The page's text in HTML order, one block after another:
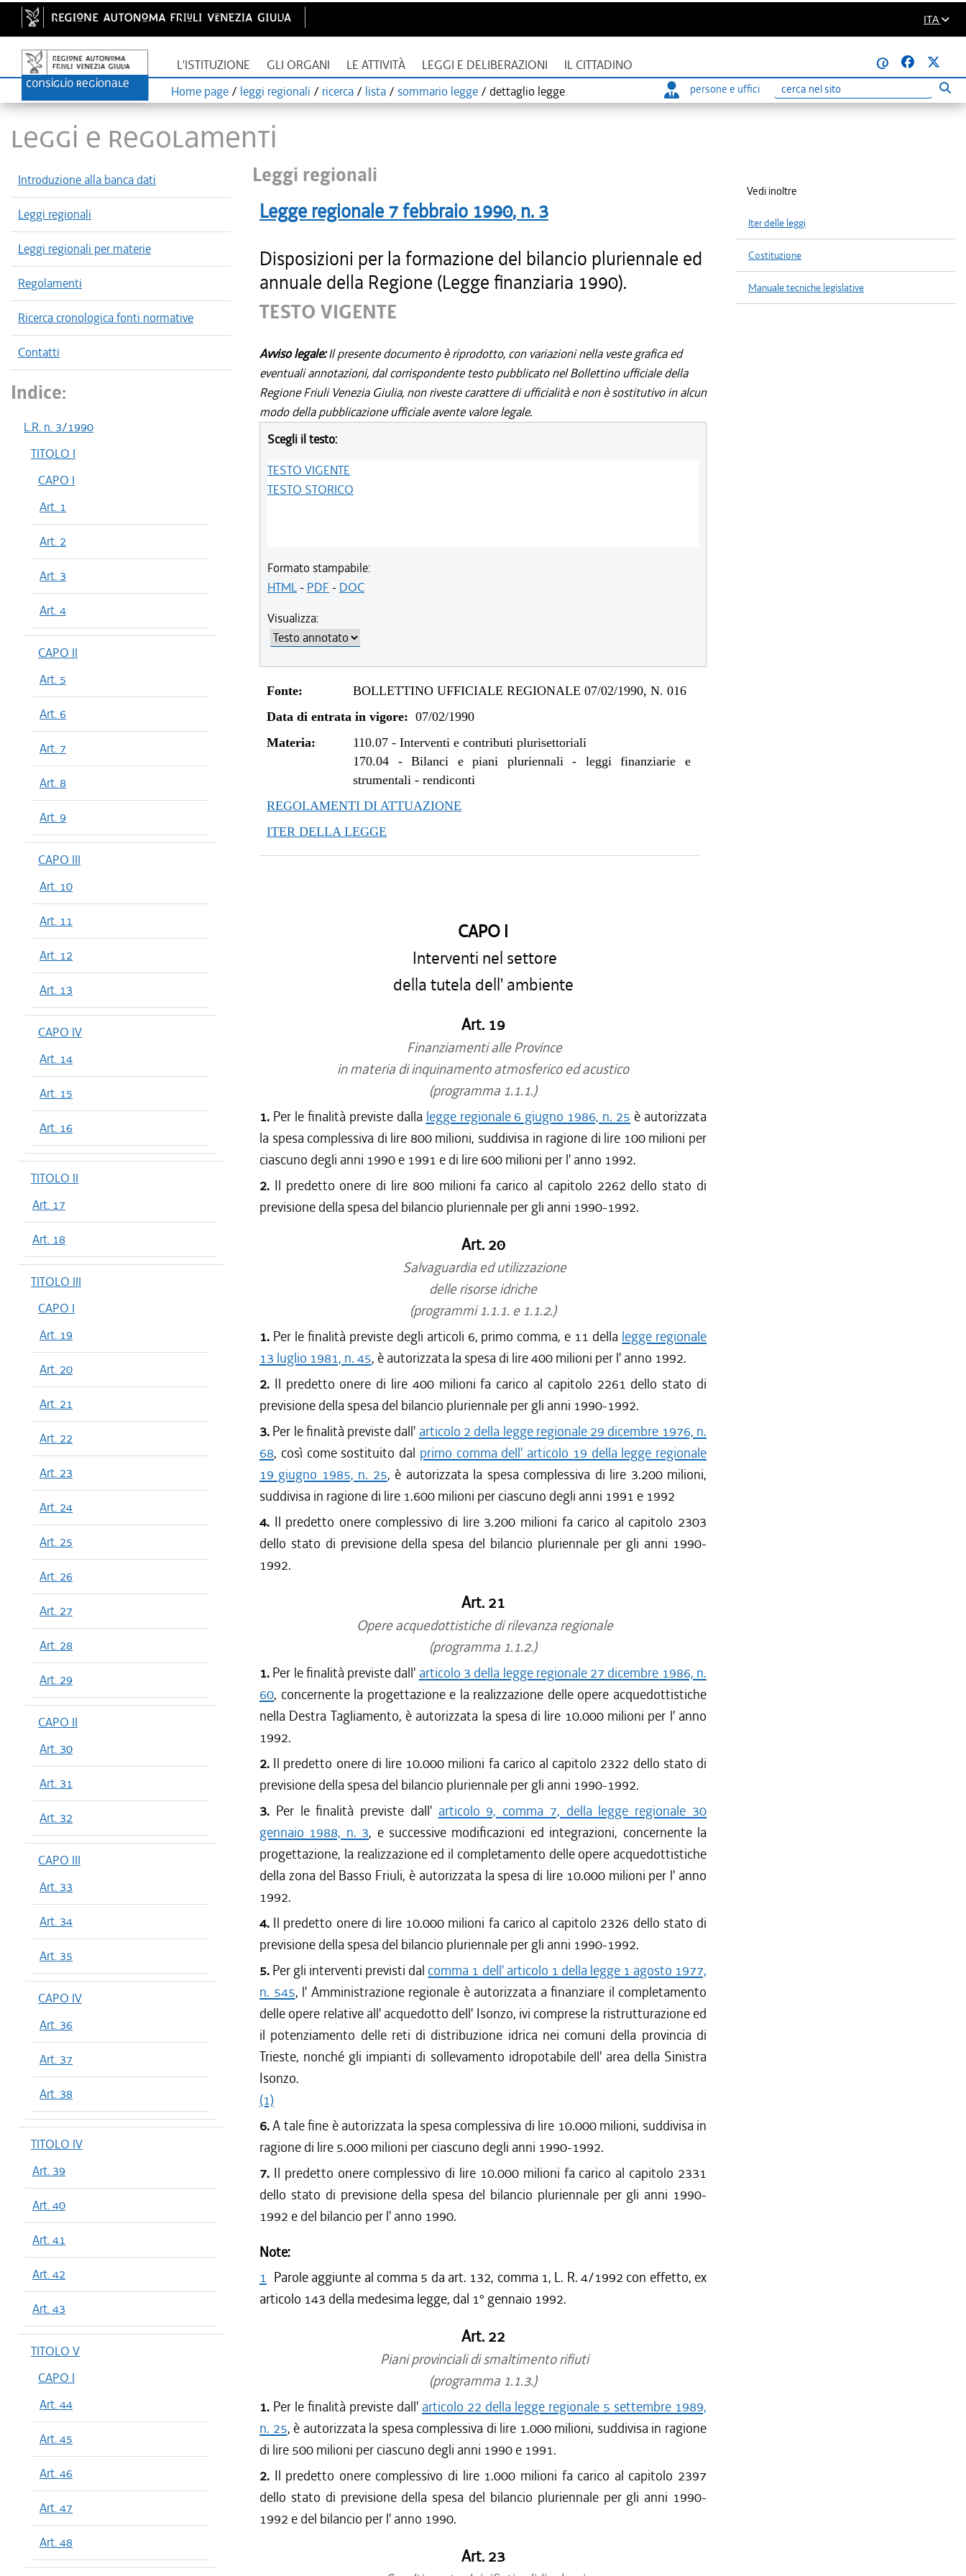
ITA
L'ISTITUZIONE GLI ORGANI LE ATTIVITÀ LEGGI E DELIBERAZIONI IL CITTADINO
@
Home page / leggi regionali / ricerca / lista / sommario legge / dettaglio legge persone e uffici
Ricerca
LEGGI E REGOLAMENTI
Introduzione alla banca dati
Leggi regionali
Leggi regionali per materie
Regolamenti
Ricerca cronologica fonti normative
Contatti
Indice:
L.R. n. 3/1990
TITOLO I
CAPO I
Art. 1
Art. 2
Art. 3
Art. 4
CAPO II
Art. 5
Art. 6
Art. 7
Art. 8
Art. 9
CAPO III
Art. 10
Art. 11
Art. 12
Art. 13
CAPO IV
Art. 14
Art. 15
Art. 16
TITOLO II
Art. 17
Art. 18
TITOLO III
CAPO I
Art. 19
Art. 20
Art. 21
Art. 22
Art. 23
Art. 24
Art. 25
Art. 26
Art. 27
Art. 28
Art. 29
CAPO II
Art. 30
Art. 31
Art. 32
CAPO III
Art. 33
Art. 34
Art. 35
CAPO IV
Art. 36
Art. 37
Art. 38
TITOLO IV
Art. 39
Art. 40
Art. 41
Art. 42
Art. 43
TITOLO V
CAPO I
Art. 44
Art. 45
Art. 46
Art. 47
Art. 48
Leggi regionali
Legge regionale 7 febbraio 1990, n. 3
Disposizioni per la formazione del bilancio pluriennale ed
annuale della Regione (Legge finanziaria 1990).
TESTO VIGENTE
Avviso legale:Il presente documento è riprodotto, con variazioni nella veste grafica ed
eventuali annotazioni, dal corrispondente testo pubblicato nel Bollettino ufficiale della
Regione Friuli Venezia Giulia, non riveste carattere di ufficialità e non è sostitutivo in alcun
modo della pubblicazione ufficiale avente valore legale.
Scegli il testo:
TESTO VIGENTE
TESTO STORICO
Formato stampabile:
HTML- PDF - DOC
Visualizza:
Fonte:
BOLLETTINO UFFICIALE REGIONALE 07/02/1990, N. 016
Data di entrata in vigore: 07/02/1990
Materia:
110.07 -Interventi e contributi plurisettoriali
170.04 -Bilanci e piani pluriennali - leggi finanziarie e
strumentali - rendiconti
REGOLAMENTI DI ATTUAZIONE
ITER DELLA LEGGE
CAPO I
Interventi nel settore
della tutela dell' ambiente
Art. 19
Finanziamenti alle Province
in materia di inquinamento atmosferico ed acustico
(programma 1.1.1.)
1. Per le finalità previste dalla legge regionale 6 giugno 1986, n. 25 è autorizzata
la spesa complessiva di lire 800 milioni, suddivisa in ragione di lire 100 milioni per
ciascuno degli anni 1990 e 1991 e di lire 600 milioni per l' anno 1992.
2. Il predetto onere di lire 800 milioni fa carico al capitolo 2262 dello stato di
previsione della spesa del bilancio pluriennale per gli anni 1990-1992.
Art. 20
Salvaguardia ed utilizzazione
delle risorse idriche
(programmi 1.1.1. e 1.1.2.)
1. Per le finalità previste degli articoli 6, primo comma, e 11 della legge regionale
13 luglio 1981, n. 45, è autorizzata la spesa di lire 400 milioni per l' anno 1992.
2. Il predetto onere di lire 400 milioni fa carico al capitolo 2261 dello stato di
previsione della spesa del bilancio pluriennale per gli anni 1990-1992.
3. Per le finalità previste dall' articolo 2 della legge regionale 29 dicembre 1976, n.
68, così come sostituito dal primo comma dell' articolo 19 della legge regionale
19 giugno 1985, n. 25, è autorizzata la spesa complessiva di lire 3.200 milioni,
suddivisa in ragione di lire 1.600 milioni per ciascuno degli anni 1991 e 1992
4. Il predetto onere complessivo di lire 3.200 milioni fa carico al capitolo 2303
dello stato di previsione della spesa del bilancio pluriennale per gli anni 1990-
1992.
Art. 21
Opere acquedottistiche di rilevanza regionale
(programma 1.1.2.)
1. Per le finalità previste dall' articolo 3 della legge regionale 27 dicembre 1986, n.
60, concernente la progettazione e la realizzazione delle opere acquedottistiche
nella Destra Tagliamento, è autorizzata la spesa di lire 10.000 milioni per l' anno
1992.
2. Il predetto onere di lire 10.000 milioni fa carico al capitolo 2322 dello stato di
previsione della spesa del bilancio pluriennale per gli anni 1990-1992.
3. Per le finalità previste dall' articolo 9, comma 7, della legge regionale 30
gennaio 1988, n. 3, e successive modificazioni ed integrazioni, concernente la
progettazione, la realizzazione ed il completamento delle opere acquedottistiche
della zona del Basso Friuli, è autorizzata la spesa di lire 10.000 milioni per l' anno
1992.
4. Il predetto onere di lire 10.000 milioni fa carico al capitolo 2326 dello stato di
previsione della spesa del bilancio pluriennale per gli anni 1990-1992.
5. Per gli interventi previsti dal comma 1 dell' articolo 1 della legge 1 agosto 1977,
n. 545, l' Amministrazione regionale è autorizzata a finanziare il completamento
delle opere relative all' acquedotto dell' Isonzo, ivi comprese la ristrutturazione ed
il potenziamento delle reti di distribuzione idrica nei comuni della provincia di
Trieste, nonché gli impianti di sollevamento idropotabile dell' area della Sinistra
Isonzo.
(1)
6.A tale fine è autorizzata la spesa complessiva di lire 10.000 milioni, suddivisa in
ragione di lire 5.000 milioni per ciascuno degli anni 1990-1992.
7. Il predetto onere complessivo di lire 10.000 milioni fa carico al capitolo 2331
dello stato di previsione della spesa del bilancio pluriennale per gli anni 1990-
1992 e del bilancio per l' anno 1990.
Note:
1 Parole aggiunte al comma 5 da art. 132, comma 1, L. R. 4/1992 con effetto, ex
articolo 143 della medesima legge, dal 1° gennaio 1992.
Art. 22
Piani provinciali di smaltimento rifiuti
(programma 1.1.3.)
1. Per le finalità previste dall' articolo 22 della legge regionale 5 settembre 1989,
n. 25, è autorizzata la spesa complessiva di lire 1.000 milioni, suddivisa in ragione
di lire 500 milioni per ciascuno degli anni 1990 e 1991.
2. Il predetto onere complessivo di lire 1.000 milioni fa carico al capitolo 2397
dello stato di previsione della spesa del bilancio pluriennale per gli anni 1990-
1992 e del bilancio per l' anno 1990.
Art. 23
Vedi inoltre
Iter delle leggi
Costituzione
Manuale tecniche legislative